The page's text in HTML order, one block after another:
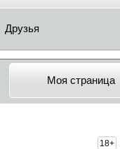
Друзья
Моя страница
18+